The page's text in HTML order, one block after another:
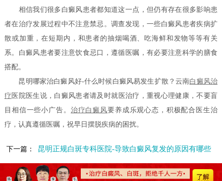
相信我们很多白癜风患者都知道这一点，但仍有存在很多影响患
者在治疗发展过程中不注意禁忌。调查发现，一些白癜风患者疾病扩
散或加重，在短期内，和患者的抽烟喝酒、吃海鲜和发物等等有关
系。白癜风患者要注意饮食忌口，遵循医嘱，有必要注意科学的膳食
搭配。
昆明哪家治白癜风好-什么时候白癜风易发生扩散？云南白癜风治
疗 医院医生说，白癜风患者请及时就医治疗，重视心理健康，不要盲
目相信一些小广告。 治疗白癜风要养成乐观心态，积极配合医生治
疗，认真遵循医嘱，祝早日摆脱疾病的困扰。
下一篇： 昆明正规白斑专科医院-导致白癜风复发的原因有哪些